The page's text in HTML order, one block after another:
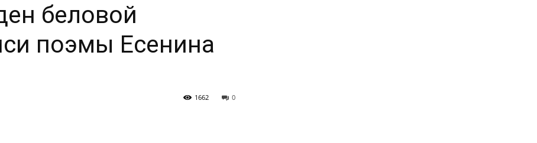
беловой
поэмы Есенина
0
1662